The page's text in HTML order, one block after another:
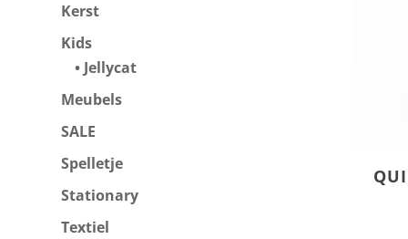
Kerst
Kids
Jellycat
Meubels
SALE
Spelletje
Stationary
Textiel